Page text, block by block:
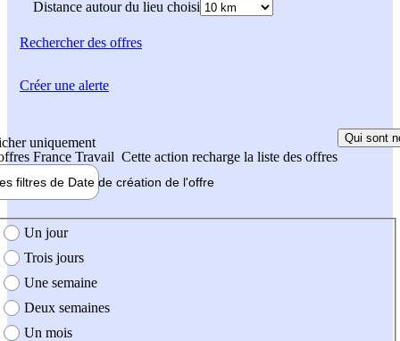
Distance autour du lieu choisi
Rechercherdes offres
uniquement
France Travail Cette action recharge la liste des offres
Qui sont
filtres de Date de création de l'offre
création de l'offre
Un jour
Trois jours
Une semaine
Deux semaines
Un mois
Créer une alerte